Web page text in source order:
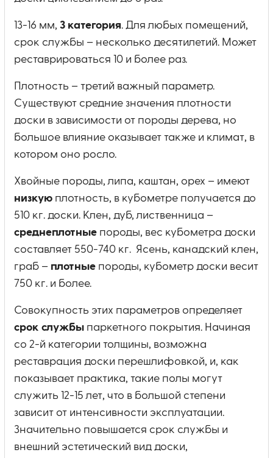
13-16 мм, 3 категория. Для любых помещений,
срок службы – несколько десятилетий. Может
реставрироваться 10 и более раз.
Плотность – третий важный параметр.
Существуют средние значения плотности
доски в зависимости от породы дерева, но
большое влияние оказывает также и климат, в
котором оно росло.
Хвойные породы, липа, каштан, орех – имеют
низкую плотность, в кубометре получается до
510 кг. доски. Клен, дуб, лиственница –
среднеплотные породы, вес кубометра доски
составляет 550-740 кг. Ясень, канадский клен,
граб – плотные породы, кубометр доски весит
750 кг. и более.
Совокупность этих параметров определяет
срок службы паркетного покрытия. Начиная
со 2-й категории толщины, возможна
реставрация доски перешлифовкой, и, как
показывает практика, такие полы могут
служить 12-15 лет, что в большой степени
зависит от интенсивности эксплуатации.
Значительно повышается срок службы и
внешний эстетический вид доски,